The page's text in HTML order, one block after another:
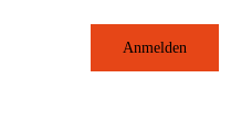
Anmelden